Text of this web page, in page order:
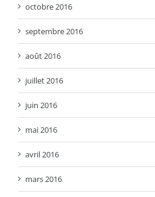
octobre 2016
septembre 2016
août 2016
juillet 2016
juin 2016
mai 2016
avril 2016
mars 2016